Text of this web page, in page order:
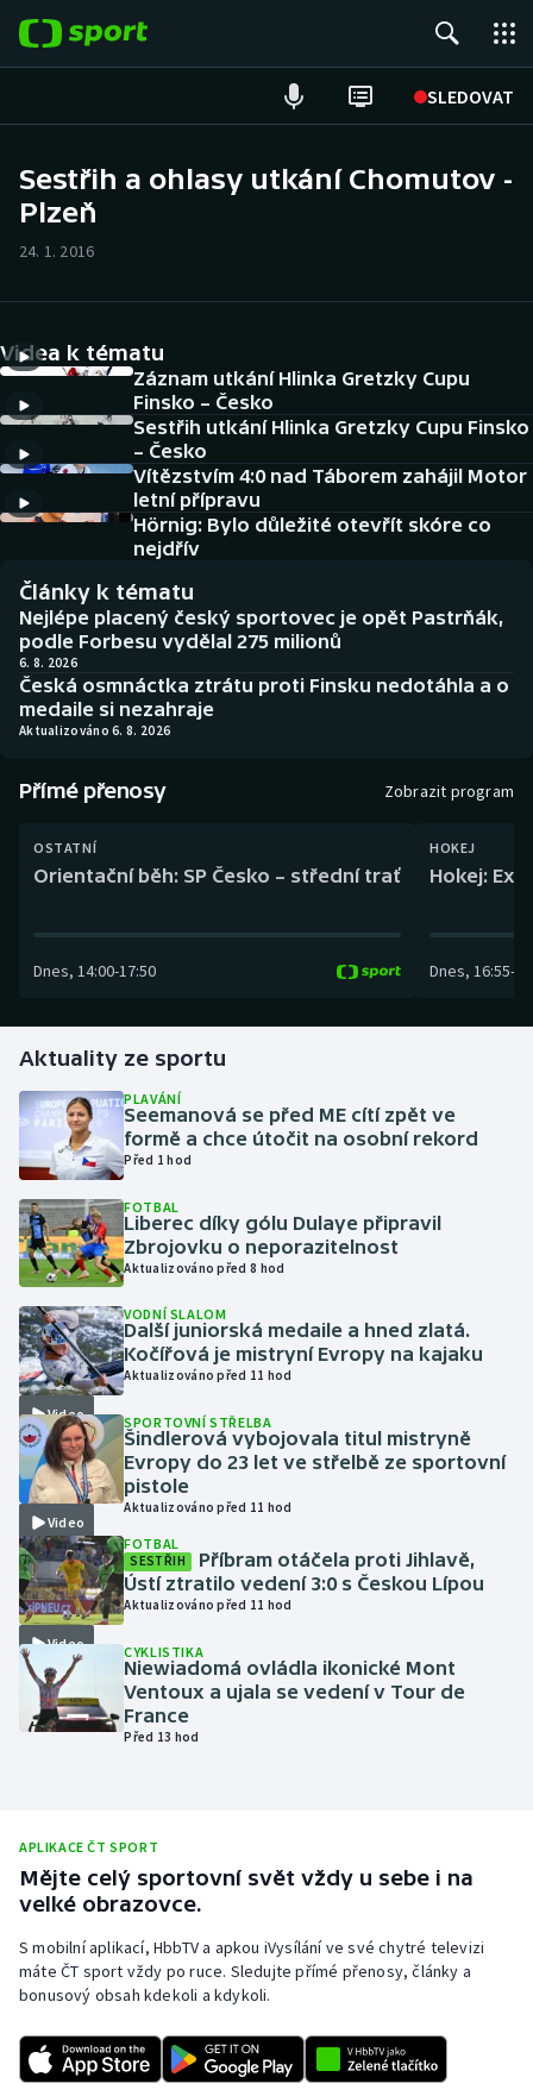
SLEDOVAT
Hokej
Cyklistika
DALŠÍ SPORTY
Americký fotbal
Baseball a softbal
Basketbal
Biatlon
Boby a skeleton
Box
Curling
Golf
Gymnastika
Házená
Jezdectví
Judo
Krasobruslení
Lezení
Lyže a snowboard
Moderní pětiboj
Motorsport
Olympijské hry
Parasport
Rychlostní kanoistika
Short track
NEPŘEHLÉDNĚTE
Historické návraty
Aplikace ČT sport
AZ kvíz
Sestřih a ohlasy utkání Chomutov -
Plzeň
24. 1. 2016
Videa k tématu
Záznam utkání Hlinka Gretzky Cupu
Finsko – Česko
Sestřih utkání Hlinka Gretzky Cupu Finsko
– Česko
Vítězstvím 4:0 nad Táborem zahájil Motor
letní přípravu
Hörnig: Bylo důležité otevřít skóre co
nejdřív
Články k tématu
Nejlépe placený český sportovec je opět Pastrňák,
podle Forbesu vydělal 275 milionů
6. 8. 2026
Česká osmnáctka ztrátu proti Finsku nedotáhla a o
medaile si nezahraje
Aktualizováno 6. 8. 2026
Přímé přenosy Zobrazit program
OSTATNÍ
Orientační běh: SP Česko – střední trať
Dnes, 14:00-17:50
HOKEJ
Hokej:
Dnes, 16:55-
Aktuality ze sportu
PLAVÁNÍ
Seemanová se před ME cítí zpět ve
formě a chce útočit na osobní rekord
Před 1 hod
FOTBAL
Liberec díky gólu Dulaye připravil
Zbrojovku o neporazitelnost
Aktualizováno před 8 hod
Video
VODNÍ SLALOM
Další juniorská medaile a hned zlatá.
Kočířová je mistryní Evropy na kajaku
Aktualizováno před 11 hod
Video
SPORTOVNÍ STŘELBA
Šindlerová vybojovala titul mistryně
Evropy do 23 let ve střelbě ze sportovní
pistole
Aktualizováno před 11 hod
Video
FOTBAL
SESTŘIH
Příbram otáčela proti Jihlavě,
Ústí ztratilo vedení 3:0 s Českou Lípou
Aktualizováno před 11 hod
CYKLISTIKA
Niewiadomá ovládla ikonické Mont
Ventoux a ujala se vedení v Tour de
France
Před 13 hod
APLIKACE ČT SPORT
Mějte celý sportovní svět vždy u sebe i na
velké obrazovce.
S mobilní aplikací, HbbTV a apkou iVysílání ve své chytré televizi
máte ČT sport vždy po ruce. Sledujte přímé přenosy, články a
bonusový obsah kdekoli a kdykoli.